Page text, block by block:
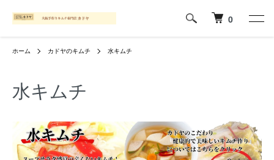
0
ホーム カドヤのキムチ 水キムチ
水キムチ